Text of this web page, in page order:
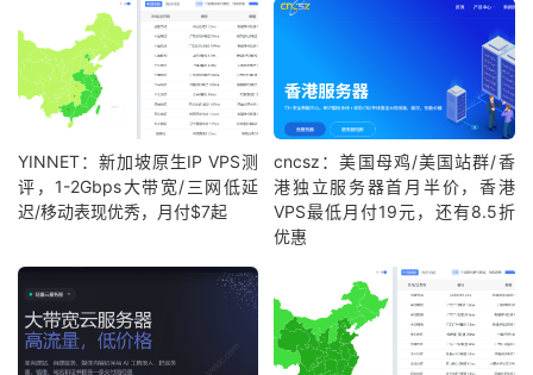
YINNET：新加坡原生IP VPS测
评，1-2Gbps大带宽/三网低延
迟/移动表现优秀，月付$7起
cncsz：美国母鸡/美国站群/香
港独立服务器首月半价，香港
VPS最低月付19元，还有8.5折
优惠